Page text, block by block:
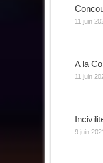
11 juin
A la
11 juin
9 juin